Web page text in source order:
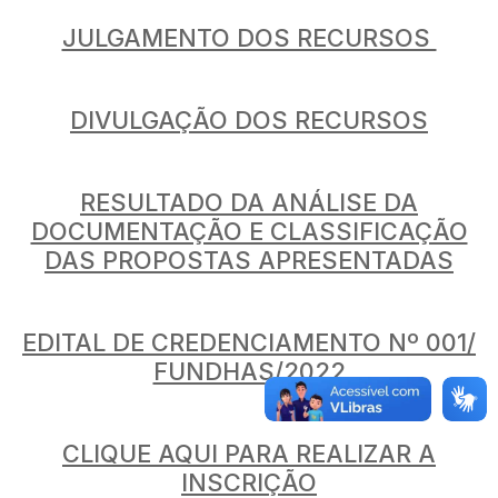
JULGAMENTO DOS RECURSOS
DIVULGAÇÃO DOS RECURSOS
RESULTADO DA ANÁLISE DA
DOCUMENTAÇÃO E CLASSIFICAÇÃO
DAS PROPOSTAS APRESENTADAS
EDITAL DE CREDENCIAMENTO Nº 001/
FUNDHAS/2022
CLIQUE AQUI PARA REALIZAR A
INSCRIÇÃO